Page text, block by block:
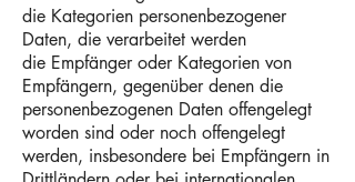
die Kategorien personenbezogener
Daten, die verarbeitet werden
die Empfänger oder Kategorien von
Empfängern, gegenüber denen die
personenbezogenen Daten offengelegt
worden sind oder noch offengelegt
werden, insbesondere bei Empfängern in